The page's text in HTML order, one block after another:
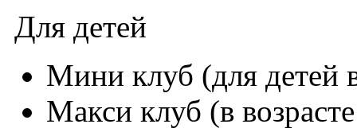
Для детей
Мини клуб (для детей
Макси клуб (в